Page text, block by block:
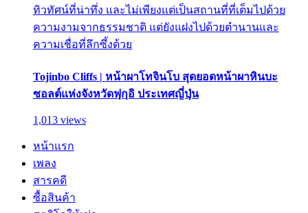
ทิวทัศน์ที่น่าทึ่ง และไม่เพียงแต่เป็นสถานที่ที่เต็มไปด้วย
ความงามจากธรรมชาติ แต่ยังแฝงไปด้วยตำนานและ
ความเชื่อที่ลึกซึ้งด้วย
Tojinbo Cliffs | หน้าผาโทจินโบ สุดยอดหน้าผาหินบะ
ซอลต์แห่งจังหวัดฟุกุอิ ประเทศญี่ปุ่น
1,013 views
หน้าแรก
เพลง
สารคดี
ซื้อสินค้า